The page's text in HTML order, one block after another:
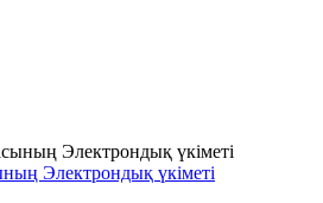
Электрондық үкіметі